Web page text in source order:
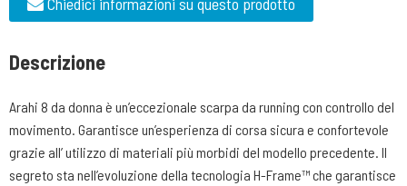
Descrizione
Arahi 8 da donna è un’eccezionale scarpa da running con controllo del
movimento. Garantisce un’esperienza di corsa sicura e confortevole
grazie all’ utilizzo di materiali più morbidi del modello precedente. Il
segreto sta nell’evoluzione della tecnologia H-Frame™ che garantisce